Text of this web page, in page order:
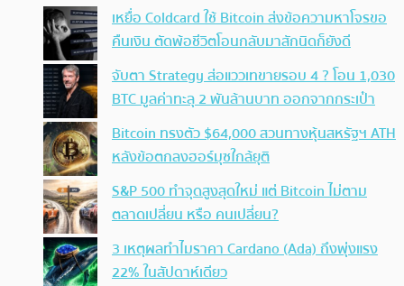
เหยื่อ Coldcard ใช้ Bitcoin ส่งข้อความหาโจรขอ
คืนเงิน ตัดพ้อชีวิตโอนกลับมาสักนิดก็ยังดี
จับตา Strategy ส่อแววเทขายรอบ 4 ? โอน 1,030
BTC มูลค่าทะลุ 2 พันล้านบาท ออกจากกระเป๋า
Bitcoin ทรงตัว $64,000 สวนทางหุ้นสหรัฐฯ ATH
หลังข้อตกลงฮอร์มุซใกล้ยุติ
S&P 500 ทำจุดสูงสุดใหม่ แต่ Bitcoin ไม่ตาม
ตลาดเปลี่ยน หรือ คนเปลี่ยน?
3 เหตุผลทำไมราคา Cardano (Ada) ถึงพุ่งแรง
22% ในสัปดาห์เดียว